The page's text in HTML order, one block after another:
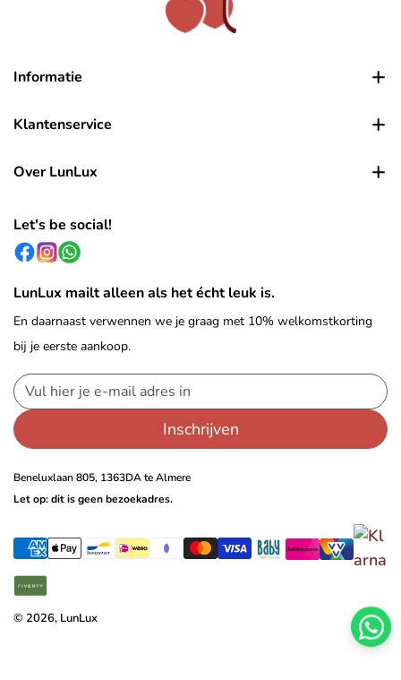
Informatie
Klantenservice
Over LunLux
Let's be social!
LunLux mailt alleen als het écht leuk is.
En daarnaast verwennen we je graag met 10% welkomstkorting
bij je eerste aankoop.
Inschrijven
Beneluxlaan 805, 1363DA te Almere
Let op: dit is geen bezoekadres.
© 2026, LunLux